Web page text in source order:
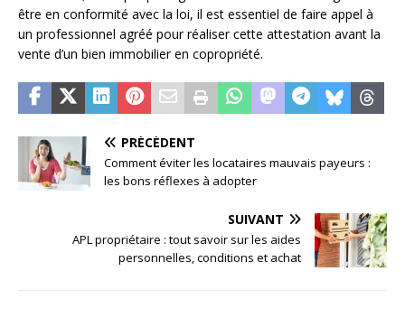
être en conformité avec la loi, il est essentiel de faire appel à
un professionnel agréé pour réaliser cette attestation avant la
vente d’un bien immobilier en copropriété.
PRÉCÉDENT
Comment éviter les locataires mauvais payeurs :
les bons réflexes à adopter
SUIVANT
APL propriétaire : tout savoir sur les aides
personnelles, conditions et achat